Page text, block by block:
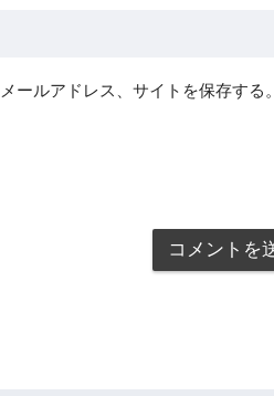
ールアドレス、サイトを保存する。